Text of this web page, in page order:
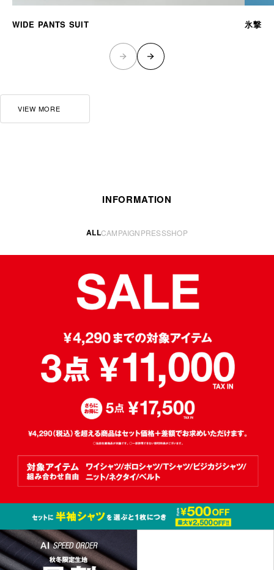
WIDE PANTS SUIT 氷撃
VIEW MORE
INFORMATION
ALLCAMPAIGNPRESSSHOP